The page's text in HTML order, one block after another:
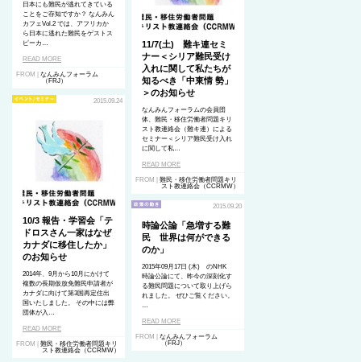
日本にも難民が逃れてきている
ことをご存知ですか？ なんみん
カフェVol.2 では、アフリカか
ら日本に逃れた難民をゲストス
ピーカ…
READ MORE
FROM | なんみんフォーラム
（FRJ）
11/7(土) 難キ連セミ
ナー＜シリア難民受け
入れに関して私たちが
知るべき「中東情 勢」
＞のお知らせ
なんみんフォーラムの会員団
体、難民・移住労働者問題キリ
スト教連絡会（難キ連）による
セミナー＜シリア難民受け入れ
に関して私…
READ MORE
FROM | 難民・移住労働者問題キリ
スト教連絡会（CCRMW）
2015.09.24
10/3 報告・学習会「テ
ドロスさん一家はなぜ
カナダに移住したか」
のお知らせ
2014年、9月から10月にかけて
複数の長期仮放免難民申請者が
カナダに向けて第3国再定住出
国いたしました。 その中には弊
団体が入…
READ MORE
FROM | 難民・移住労働者問題キリ
スト教連絡会（CCRMW）
2015.09.20
時論公論「急増する難
民 世界は何ができる
のか」
2015年09月17日 (木) のNHK
時論公論にて、昨今の深刻化す
る難民問題について取り上げら
れました。 ぜひご覧ください。
…
READ MORE
FROM | なんみんフォーラム
（FRJ）